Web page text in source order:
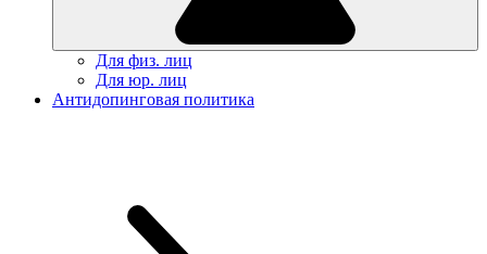
Для физ. лиц
Для юр. лиц
Антидопинговая политика